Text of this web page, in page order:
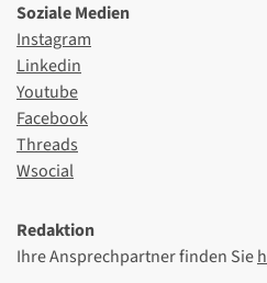
Soziale Medien
Instagram
Linkedin
Youtube
Facebook
Threads
Wsocial
Redaktion
Ihre Ansprechpartner finden Sie